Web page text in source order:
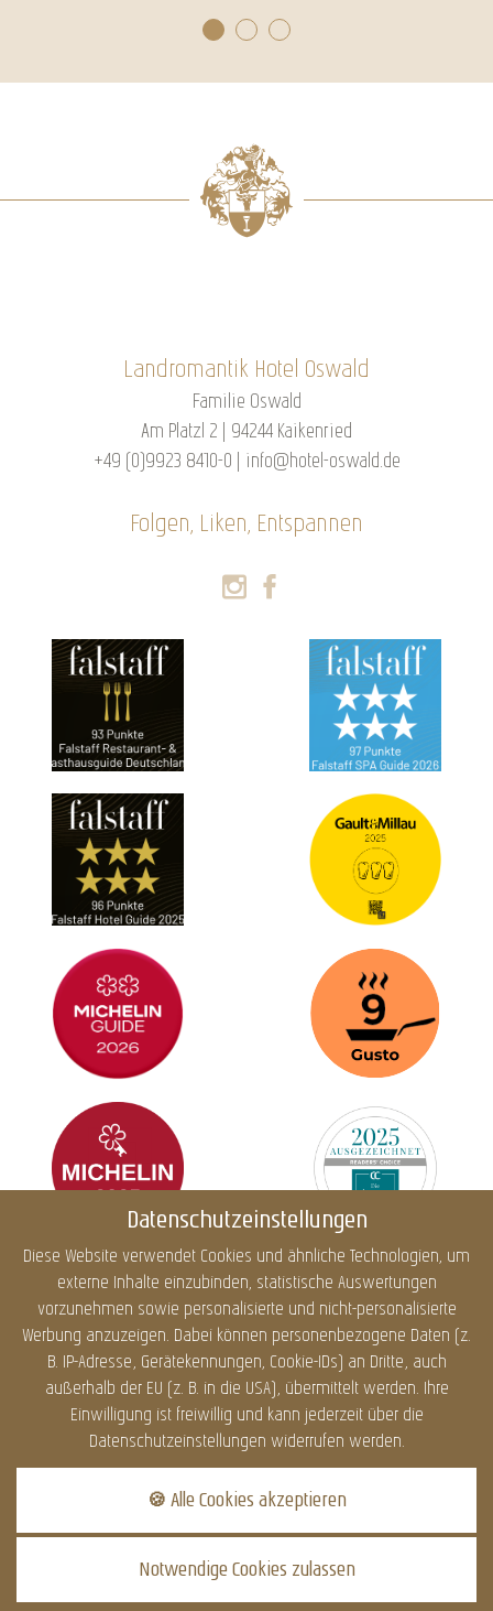
Datenschutzeinstellungen
Diese Website verwendet Cookies und ähnliche Technologien, um
externe Inhalte einzubinden, statistische Auswertungen
vorzunehmen sowie personalisierte und nicht-personalisierte
Werbung anzuzeigen. Dabei können personenbezogene Daten (z.
B. IP-Adresse, Gerätekennungen, Cookie-IDs) an Dritte, auch
außerhalb der EU (z. B. in die USA), übermittelt werden. Ihre
Einwilligung ist freiwillig und kann jederzeit über die
Datenschutzeinstellungen widerrufen werden.
🍪 Alle Cookies akzeptieren
Notwendige Cookies zulassen
Landromantik Hotel Oswald
Familie Oswald
Am Platzl 2 | 94244 Kaikenried
+49 (0)9923 8410-0
info@hotel-oswald.de
Folgen, Liken, Entspannen
Impressum Datenschutz Cookies
Barrierefreiheit
Sitemap
DATENSCHUTZ
Dieser Inhalt ist nur
sichtbar wenn Sie